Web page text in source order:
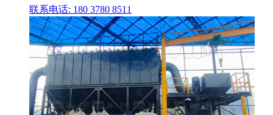
联系电话: 180 3780 8511